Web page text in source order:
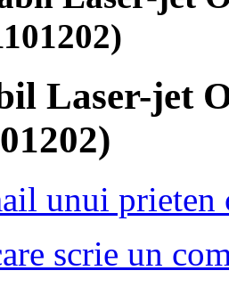
Laser-jet
unui prieten
scrie un